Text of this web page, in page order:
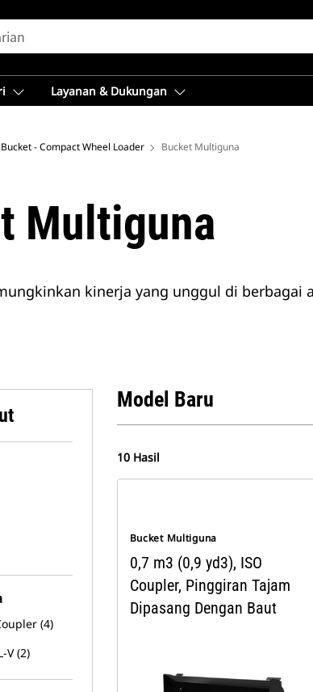
Layanan & Dukungan
Bucket - Compact Wheel Loader Bucket Multiguna
Multiguna
kinerja yang unggul di berbagai
(4)
V (2)
Model Baru
10 Hasil
Bucket Multiguna
0,7 m3 (0,9 yd3), ISO
Coupler, Pinggiran Tajam
Dipasang Dengan Baut